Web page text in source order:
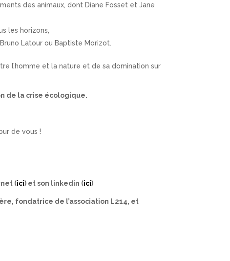
des animaux, dont Diane Fosset et Jane
les horizons,
Latour ou Baptiste Morizot.
l’homme et la nature et de sa domination sur
de la crise écologique.
de vous !
(ici) et son linkedin (ici)
fondatrice de l’association L214, et